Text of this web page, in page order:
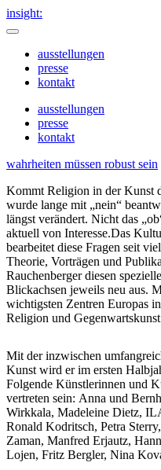
insight:
ausstellungen
presse
kontakt
ausstellungen
presse
kontakt
wahrheiten müssen robust sein
Kommt Religion in der Kunst
wurde lange mit „nein“
längst verändert. Nicht das
aktuell von Interesse.Das
bearbeitet diese Fragen seit
Theorie, Vorträgen und
Rauchenberger diesen
Blickachsen jeweils neu aus.
wichtigsten Zentren Europas
Religion und
Mit der inzwischen
Kunst wird er im ersten
Folgende Künstlerinnen und
vertreten sein: Anna und
Wirkkala, Madeleine Dietz,
Ronald Kodritsch, Petra
Zaman, Manfred Erjautz,
Lojen, Fritz Bergler, Nina